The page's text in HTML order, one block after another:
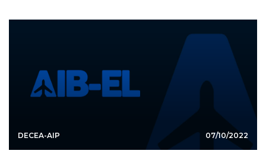
DECEA-AIP 07/10/2022